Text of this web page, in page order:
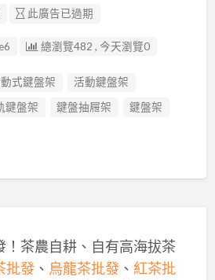
此廣告已過期
總瀏覽482 , 今天瀏覽0
式鍵盤架
活動鍵盤架
鍵盤架 鍵盤抽屜架
鍵盤架
！茶農自耕、自有高海拔茶
批發、 烏龍茶批發、 紅茶批